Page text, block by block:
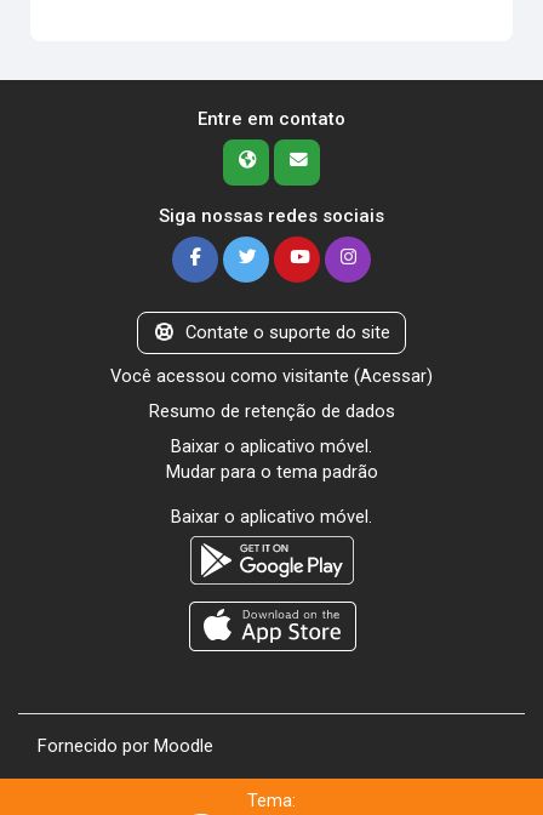
Entre em contato
Siga nossas redes sociais
Contate o suporte do site
Você acessou como visitante (Acessar)
Resumo de retenção de dados
Baixar o aplicativo móvel.
Mudar para o tema padrão
Baixar o aplicativo móvel.
Fornecido por Moodle
Tema: